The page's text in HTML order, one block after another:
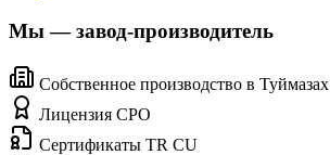
Мы — завод-производитель
Собственное производство в Туймазах
Лицензия СРО
Сертификаты TR CU